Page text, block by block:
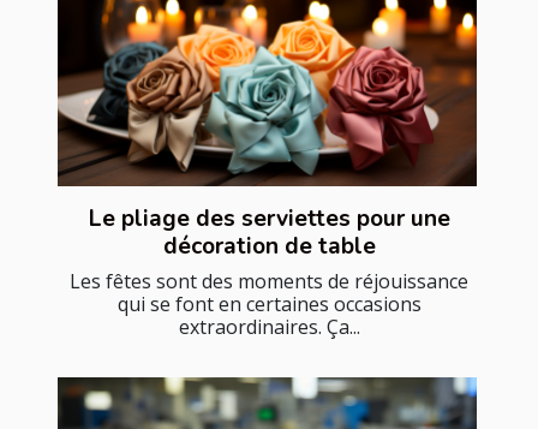
Le pliage des serviettes pour une
décoration de table
Les fêtes sont des moments de réjouissance
qui se font en certaines occasions
extraordinaires. Ça...